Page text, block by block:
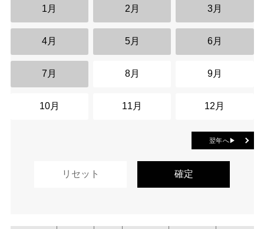
1月 2月 3月
4月 5月 6月
7月 8月 9月
10月 11月 12月
翌年へ▶